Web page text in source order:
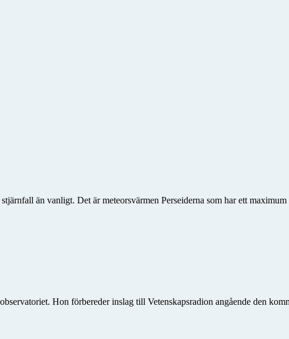
än vanligt. Det är meteorsvärmen Perseiderna som har ett
Hon förbereder inslag till Vetenskapsradion angående den